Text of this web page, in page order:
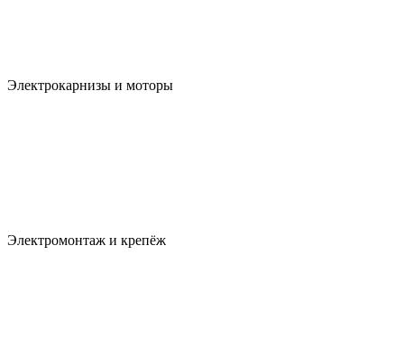
Электрокарнизы и моторы
Электромонтаж и крепёж